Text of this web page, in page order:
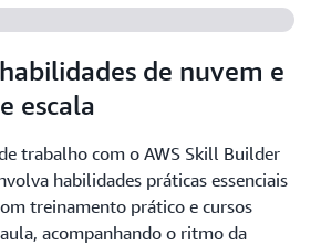
de nuvem e
escala
trabalho com o AWS Skill Builder
habilidades práticas essenciais
treinamento prático e cursos
acompanhando o ritmo da